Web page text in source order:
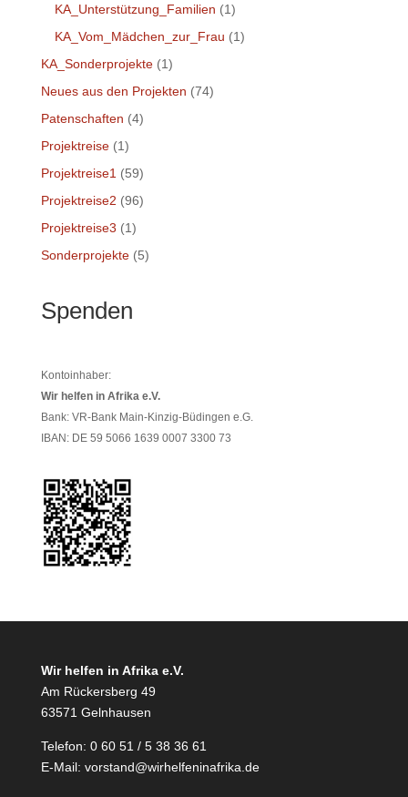
KA_Unterstützung_Familien (1)
KA_Vom_Mädchen_zur_Frau (1)
KA_Sonderprojekte(1)
Neues aus den Projekten (74)
Patenschaften (4)
Projektreise(1)
Projektreise1 (59)
Projektreise2 (96)
Projektreise3 (1)
Sonderprojekte(5)
Spenden
Kontoinhaber:
Wir helfen in Afrika e.V.
Bank: VR-Bank Main-Kinzig-Büdingen e.G.
IBAN: DE 59 5066 1639 0007 3300 73
Wir helfen in Afrika e.V.
Am Rückersberg 49
63571 Gelnhausen
Telefon: 0 60 51 / 5 38 36 61
E-Mail: vorstand@wirhelfeninafrika.de